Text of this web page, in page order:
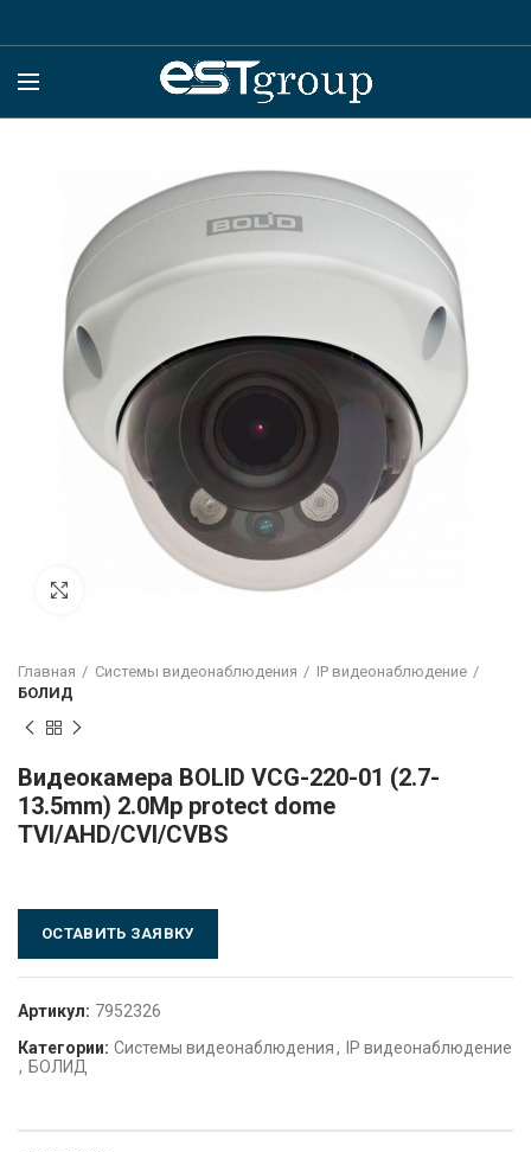
Главная Системы видеонаблюдения
IP видеонаблюдение
БОЛИД
Видеокамера BOLID VCG-220-01 (2.7-
13.5mm) 2.0Mp protect dome
TVI/AHD/CVI/CVBS
ОСТАВИТЬ ЗАЯВКУ
Артикул: 7952326
Категории: Системы видеонаблюдения,
IP видеонаблюдение
, БОЛИД